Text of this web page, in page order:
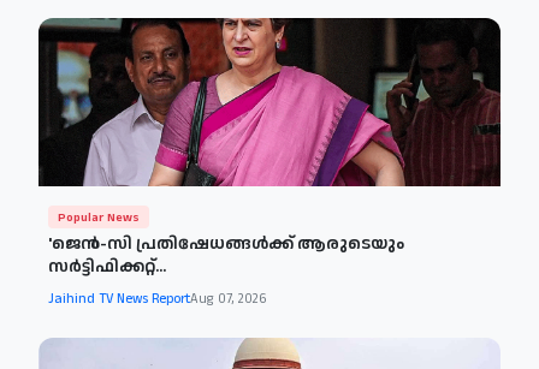
Popular News
'ജെന്‍-സി പ്രതിഷേധങ്ങള്‍ക്ക് ആരുടെയും
സര്‍ട്ടിഫിക്കറ്റ്...
Jaihind TV News ReportAug 07, 2026